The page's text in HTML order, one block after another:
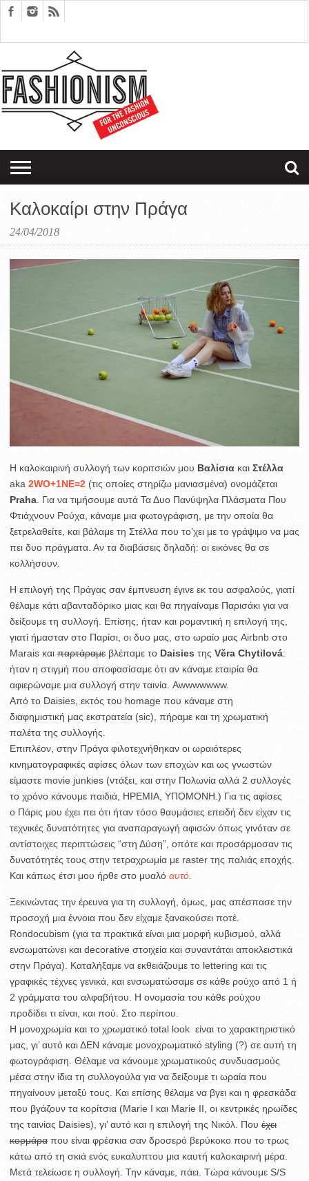
EDITORIALS
COUPLES
THERAPY
SARTORIAGRAM
Καλοκαίρι στην Πράγα
24/04/2018
Η καλοκαιρινή συλλογή των κοριτσιών μου Βαλίσια και Στέλλα
aka 2WO+1NE=2 (τις οποίες στηρίζω μανιασμένα) ονομάζεται
Praha . Για να τιμήσουμε αυτά Τα Δυο Πανύψηλα Πλάσματα Που
Φτιάχνουν Ρούχα, κάναμε μια φωτογράφιση, με την οποία θα
ξετρελαθείτε, και βάλαμε τη Στέλλα που το’χει με το γράψιμο να μας
πει δυο πράγματα. Αν τα διαβάσεις δηλαδή: οι εικόνες θα σε
κολλήσουν.
Η επιλογή της Πράγας σαν έμπνευση έγινε εκ του ασφαλούς, γιατί
θέλαμε κάτι αβανταδόρικο μιας και θα πηγαίναμε Παρισάκι για να
δείξουμε τη συλλογή. Επίσης, ήταν και ρομαντική η επιλογή της,
γιατί ήμασταν στο Παρίσι, οι δυο μας, στο ωραίο μας Airbnb στο
Marais και παρτάραμε βλέπαμε το Daisies της Věra Chytilová:
ήταν η στιγμή που αποφασίσαμε ότι αν κάναμε εταιρία θα
αφιερώναμε μια συλλογή στην ταινία. Awwwwwww.
Από το Daisies, εκτός του homage που κάναμε στη
διαφημιστική μας εκστρατεία (sic), πήραμε και τη χρωματική
παλέτα της συλλογής.
Επιπλέον, στην Πράγα φιλοτεχνήθηκαν οι ωραιότερες
κινηματογραφικές αφίσες όλων των εποχών και ως γνωστών
είμαστε movie junkies (ντάξει, και στην Πολωνία αλλά 2 συλλογές
το χρόνο κάνουμε παιδιά, ΗΡΕΜΙΑ, ΥΠΟΜΟΝΗ.) Για τις αφίσες
ο Πάρις μου έχει πει ότι ήταν τόσο θαυμάσιες επειδή δεν είχαν τις
τεχνικές δυνατότητες για αναπαραγωγή αφισών όπως γινόταν σε
αντίστοιχες περιπτώσεις “στη Δύση”, οπότε και προσάρμοσαν τις
δυνατότητές τους στην τετραχρωμία με raster της παλιάς εποχής.
Και κάπως έτσι μου ήρθε στο μυαλό αυτό
Ξεκινώντας την έρευνα για τη συλλογή, όμως, μας απέσπασε την
προσοχή μια έννοια που δεν είχαμε ξανακούσει ποτέ.
Rondocubism (για τα πρακτικά είναι μια μορφή κυβισμού, αλλά
ενσωματώνει και decorative στοιχεία και συναντάται αποκλειστικά
στην Πράγα). Καταλήξαμε να εκθειάζουμε το lettering και τις
γραφικές τέχνες γενικά, και ενσωματώσαμε σε κάθε ρούχο από 1 ή
2 γράμματα του αλφαβήτου. Η ονομασία του κάθε ρούχου
προδίδει τι είναι, και πού. Στο περίπου.
Η μονοχρωμία και το χρωματικό total look είναι το χαρακτηριστικό
μας, γι’ αυτό και ΔΕΝ κάναμε μονοχρωματικό styling (?) σε αυτή τη
φωτογράφιση. Θέλαμε να κάνουμε χρωματικούς συνδυασμούς
μέσα στην ίδια τη συλλογούλα για να δείξουμε τι ωραία που
πηγαίνουν μεταξύ τους. Και επίσης θέλαμε να βγει και η φρεσκάδα
που βγάζουν τα κορίτσια (Marie I και Marie II, οι κεντρικές ηρωίδες
της ταινίας Daisies), γι’ αυτό και η επιλογή της Νικόλ. Που έχει
κορμάρα που είναι φρέσκια σαν δροσερό βερύκοκο που το τρως
κάτω από τη σκιά ενός ευκαλυπτου μια καυτή καλοκαιρινή μέρα.
Μετά τελείωσε η συλλογή. Την κάναμε, πάει. Τώρα κάνουμε S/S